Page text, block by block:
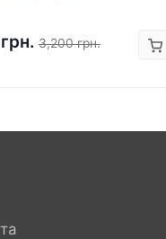
3,200 грн.